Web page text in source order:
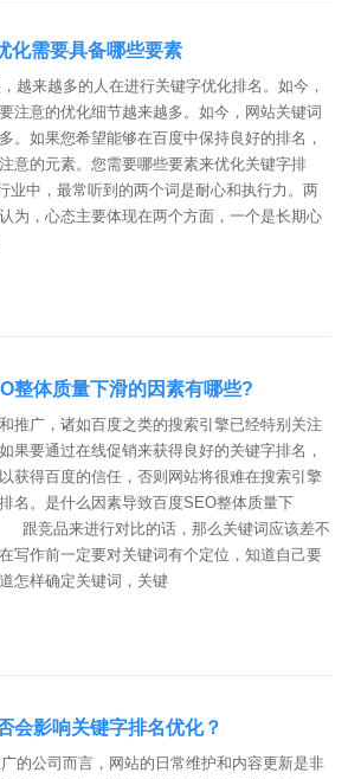
化需要具备哪些要素
越来越多的人在进行关键字优化排名。如今，
注意的优化细节越来越多。如今，网站关键词
。如果您希望能够在百度中保持良好的排名，
意的元素。您需要哪些要素来优化关键字排
业中，最常听到的两个词是耐心和执行力。两
为，心态主要体现在两个方面，一个是长期心
整体质量下滑的因素有哪些?
推广，诸如百度之类的搜索引擎已经特别关注
果要通过在线促销来获得良好的关键字排名，
获得百度的信任，否则网站将很难在搜索引擎
名。是什么因素导致百度SEO整体质量下
品来进行对比的话，那么关键词应该差不
写作前一定要对关键词有个定位，知道自己要
怎样确定关键词，关键
会影响关键字排名优化？
的公司而言，网站的日常维护和内容更新是非